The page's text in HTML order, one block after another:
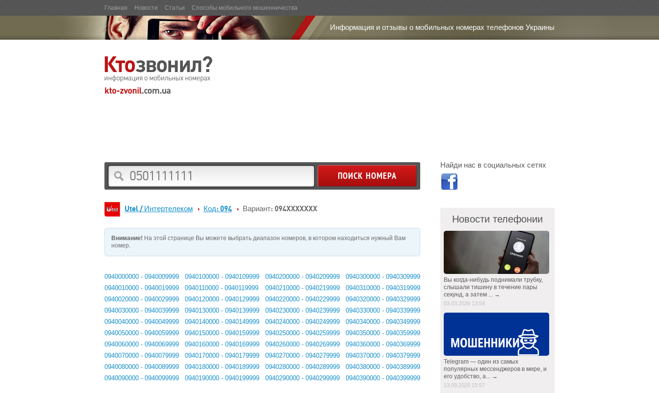
Главная Новости Статьи Способы мобильного мошенничества
Информация и отзывы о мобильных номерах телефонов Украины
Utel / Интертелеком Код: 094 Вариант: 094XXXXXXX
Внимание! На этой странице Вы можете выбрать диапазон номеров, в котором находиться нужный Вам
номер.
0940000000 - 0940009999
0940010000 - 0940019999
0940020000 - 0940029999
0940030000 - 0940039999
0940040000 - 0940049999
0940050000 - 0940059999
0940060000 - 0940069999
0940070000 - 0940079999
0940080000 - 0940089999
0940090000 - 0940099999
0940100000 - 0940109999
0940110000 - 0940119999
0940120000 - 0940129999
0940130000 - 0940139999
0940140000 - 0940149999
0940150000 - 0940159999
0940160000 - 0940169999
0940170000 - 0940179999
0940180000 - 0940189999
0940190000 - 0940199999
0940200000 - 0940209999
0940210000 - 0940219999
0940220000 - 0940229999
0940230000 - 0940239999
0940240000 - 0940249999
0940250000 - 0940259999
0940260000 - 0940269999
0940270000 - 0940279999
0940280000 - 0940289999
0940290000 - 0940299999
0940300000 - 0940309999
0940310000 - 0940319999
0940320000 - 0940329999
0940330000 - 0940339999
0940340000 - 0940349999
0940350000 - 0940359999
0940360000 - 0940369999
0940370000 - 0940379999
0940380000 - 0940389999
0940390000 - 0940399999
Найди нас в социальных сетях
Новости телефонии
Вы когда-нибудь поднимали трубку,
слышали тишину в течение пары
секунд, а затем ... →
03.03.2026 13:54
Telegram — один из самых
популярных мессенджеров в мире, и
его удобство, а... →
13.09.2025 15:57